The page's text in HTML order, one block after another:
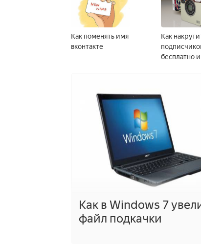
Как поменять имя
вконтакте
Как
бесплатно
Как в Windows 7
файл подкачки